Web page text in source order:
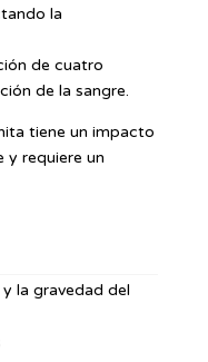
la
de cuatro
de la sangre.
tiene un impacto
y requiere un
la gravedad del